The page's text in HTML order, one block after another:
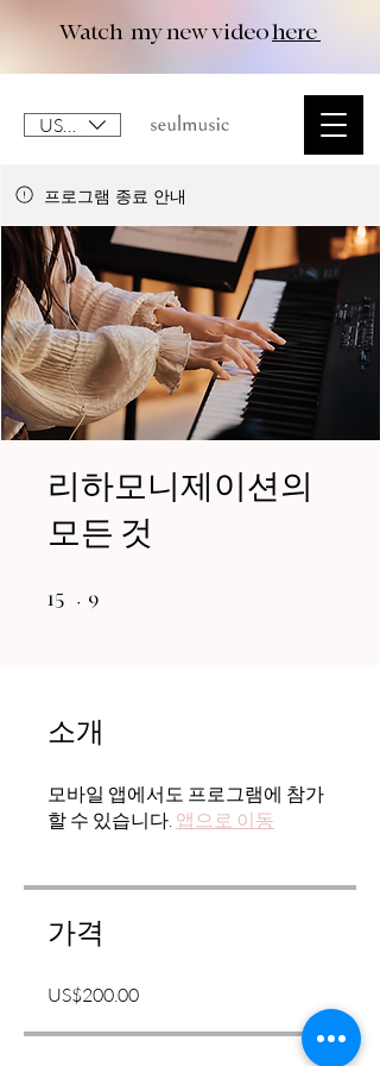
USD ($)
Watch my new videohere
프로그램 종료 안내
리하모니제이션의
모든 것
15 9
소개
모바일 앱에서도 프로그램에 참가
할 수 있습니다. 앱으로 이동
가격
US$200.00